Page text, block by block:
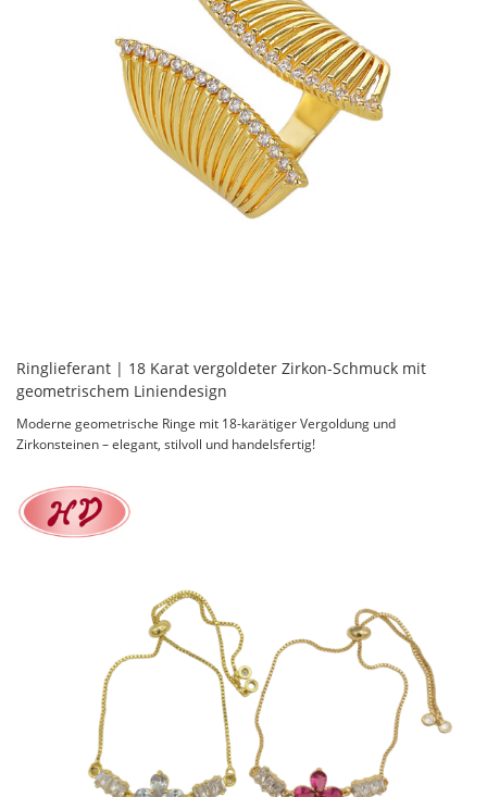
Ringlieferant | 18 Karat vergoldeter Zirkon-Schmuck mit
geometrischem Liniendesign
Moderne geometrische Ringe mit 18-karätiger Vergoldung und
Zirkonsteinen – elegant, stilvoll und handelsfertig!